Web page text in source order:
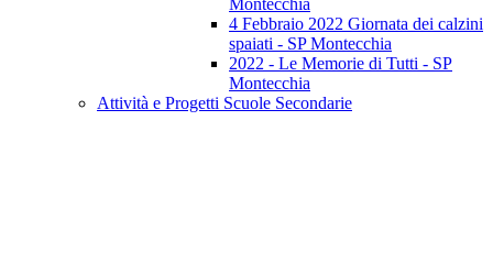
Montecchia
4 Febbraio 2022 Giornata dei calzini
spaiati - SP Montecchia
2022 - Le Memorie di Tutti - SP
Montecchia
Attività e Progetti Scuole Secondarie